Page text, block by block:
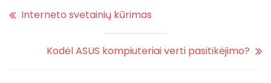
Interneto svetainių kūrimas
Kodėl ASUS kompiuteriai verti pasitikėjimo?